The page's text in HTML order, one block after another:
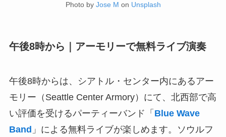
Photo by Jose M on Unsplash
午後8時から｜アーモリーで無料ライブ演奏
午後8時からは、シアトル・センター内にあるアー
モリー（Seattle Center Armory）にて、北西部で高
い評価を受けるパーティーバンド「 Blue Wave
Band 」による無料ライブが楽しめます。ソウルフ